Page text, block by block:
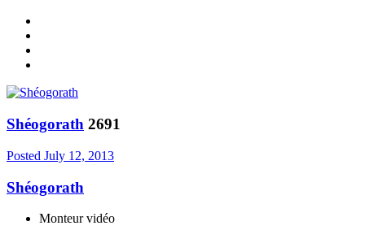
Shéogorath 2691
Posted July 12, 2013
Shéogorath
Monteur vidéo